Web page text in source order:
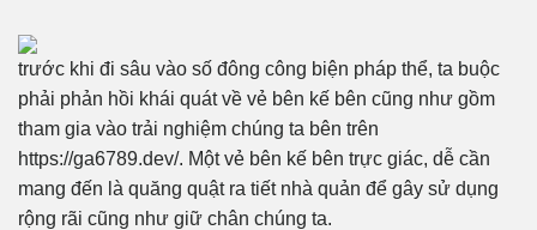
trước khi đi sâu vào số đông công biện pháp thể, ta buộc
phải phản hồi khái quát về vẻ bên kế bên cũng như gồm
tham gia vào trải nghiệm chúng ta bên trên
https://ga6789.dev/. Một vẻ bên kế bên trực giác, dễ cần
mang đến là quăng quật ra tiết nhà quản để gây sử dụng
rộng rãi cũng như giữ chân chúng ta.